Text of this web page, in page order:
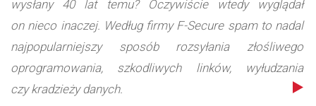
wysłany 40 lat temu? Oczywiście wtedy wyglądał
on nieco inaczej. Według firmy F-Secure spam to nadal
najpopularniejszy sposób rozsyłania złośliwego
oprogramowania, szkodliwych linków, wyłudzania
czy kradzieży danych.